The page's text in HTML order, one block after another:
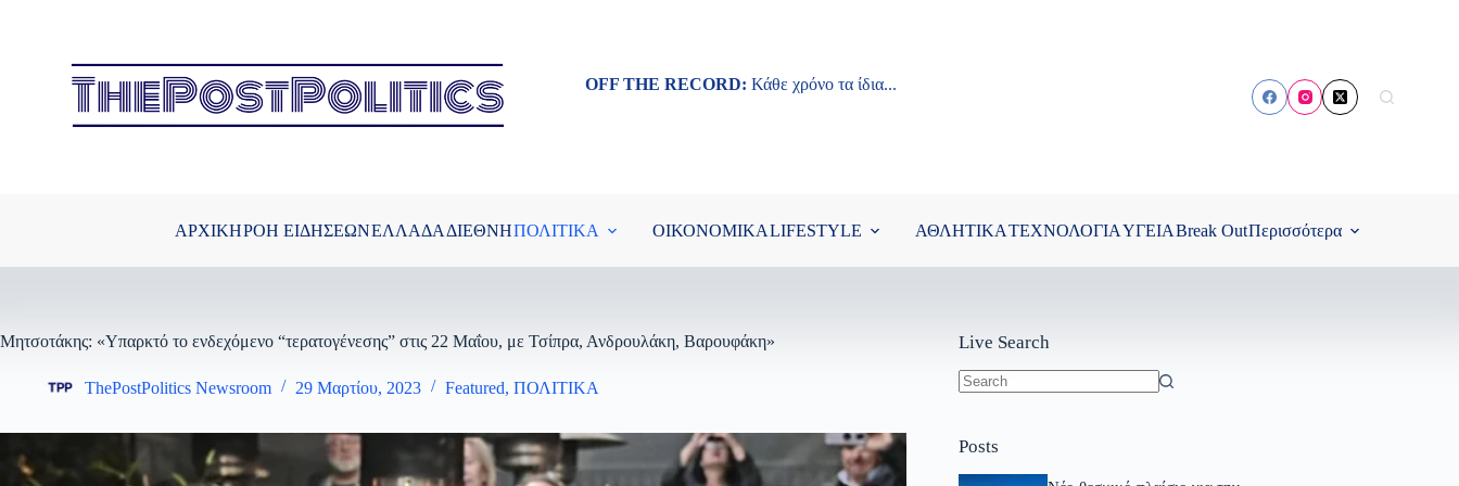
OFF THE RECORD: Κάθε χρόνο τα ίδια...
ΑΡΧΙΚΗΡΟΗ ΕΙΔΗΣΕΩΝΕΛΛΑΔΑ ΔΙΕΘΝΗΠΟΛΙΤΙΚΑ ΟΙΚΟΝΟΜΙΚΑLIFESTYLE ΑΘΛΗΤΙΚΑΤΕΧΝΟΛΟΓΙΑΥΓΕΙΑBreak OutΠερισσότερα
Μητσοτάκης: «Υπαρκτό το ενδεχόμενο “τερατογένεσης” στις 22 Μαΐου, με Τσίπρα, Ανδρουλάκη, Βαρουφάκη»
ThePostPolitics Newsroom 29 Μαρτίου, 2023 Featured, ΠΟΛΙΤΙΚΑ
Live Search
Posts